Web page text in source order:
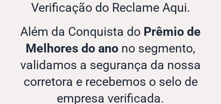
Verificação do Reclame Aqui.
Além da Conquista do Prêmio de
Melhores do ano no segmento,
validamos a segurança da nossa
corretora e recebemos o selo de
empresa verificada.